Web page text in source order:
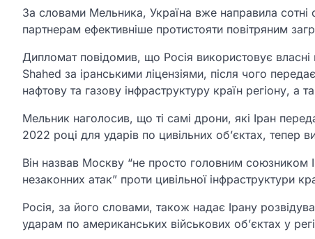
За словами Мельника, Україна вже направила сотні
партнерам ефективніше протистояти повітряним
Дипломат повідомив, що Росія використовує
Shahed за іранськими ліцензіями, після чого
нафтову та газову інфраструктуру країн регіону, а
Мельник наголосив, що ті самі дрони, які Іран
2022 році для ударів по цивільних об’єктах, тепер
Він назвав Москву “не просто головним
незаконних атак” проти цивільної інфраструктури
Росія, за його словами, також надає Ірану
ударам по американських військових об’єктах у